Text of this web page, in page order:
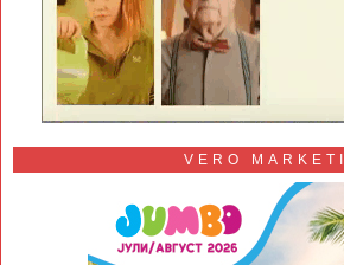
VERO MARKETI